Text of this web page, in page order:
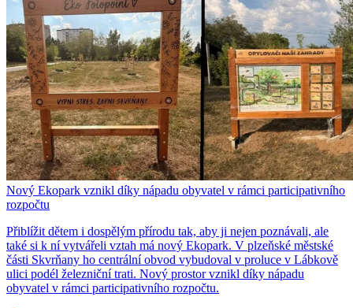
Nový Ekopark vznikl díky nápadu obyvatel v rámci participativního
rozpočtu
Přiblížit dětem i dospělým přírodu tak, aby ji nejen poznávali, ale
také si k ní vytvářeli vztah má nový Ekopark. V plzeňské městské
části Skvrňany ho centrální obvod vybudoval v proluce v Lábkově
ulici podél železniční trati. Nový prostor vznikl díky nápadu
obyvatel v rámci participativního rozpočtu.